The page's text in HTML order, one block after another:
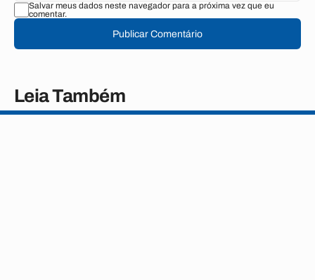
Salvar meus dados neste navegador para a próxima vez que eu
comentar.
Publicar Comentário
Leia Também